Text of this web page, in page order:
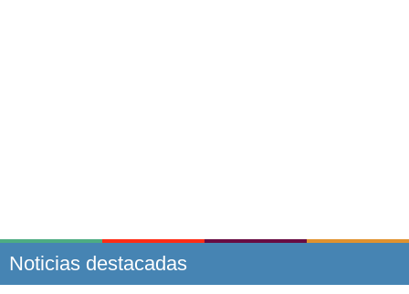
Noticias destacadas